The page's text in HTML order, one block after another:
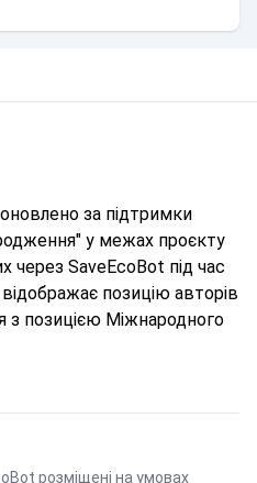
за підтримки
у межах проєкту
через SaveEcoBot під час
позицію авторів
з позицією Міжнародного
розміщені на умовах